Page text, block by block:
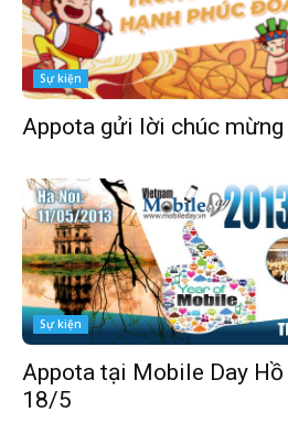
Sự kiện
Appota gửi lời chúc
Sự kiện
Appota tại Mobile Day
18/5